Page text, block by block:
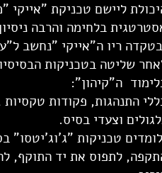
ליישם טכניקת "אייקי
בלחימה והרבה
ריו ה"אייקי "נחשב
שליטה בטכניקות
ה"קיהון":
התנהגות, פקודות
וצעדי בסיס.
טכניקות "ג'וג'יטסו"
לתפוס את יד התוקף,